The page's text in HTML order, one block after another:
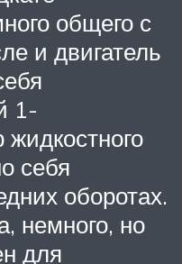
общего с
и двигатель
1-
себя
оборотах.
немного, но
для